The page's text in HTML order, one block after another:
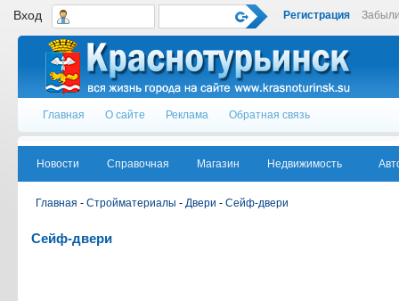
Вход Регистрация
Главная О сайте Реклама Обратная связь
Новости Справочная Магазин Недвижимость
Главная - Стройматериалы - Двери - Сейф-двери
Сейф-двери